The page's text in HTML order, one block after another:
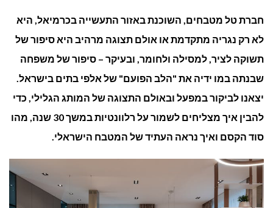
מטבחים:
הכירו
חברת טל מטבחים, השוכנת באזור התעשייה בכרמיאל, היא
לא רק נגריה מתקדמת או אולם תצוגה מרהיב היא סיפור של
תשוקה לציר, למסילה ולחומר, ובעיקר – סיפור של משפחה
שבנתה במו ידיה את "הלב הפועם" של אלפי בתים בישראל.
יצאנו לביקור במפעל ובאולם התצוגה של המותג הגלילי, כדי
להבין איך מצליחים לשמור על רלוונטיות במשך 30 שנה, מהו
סוד הקסם ואיך נראה העתיד של המטבח הישראלי.